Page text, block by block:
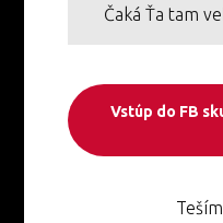
Čaká Ťa tam
Vstúp do FB